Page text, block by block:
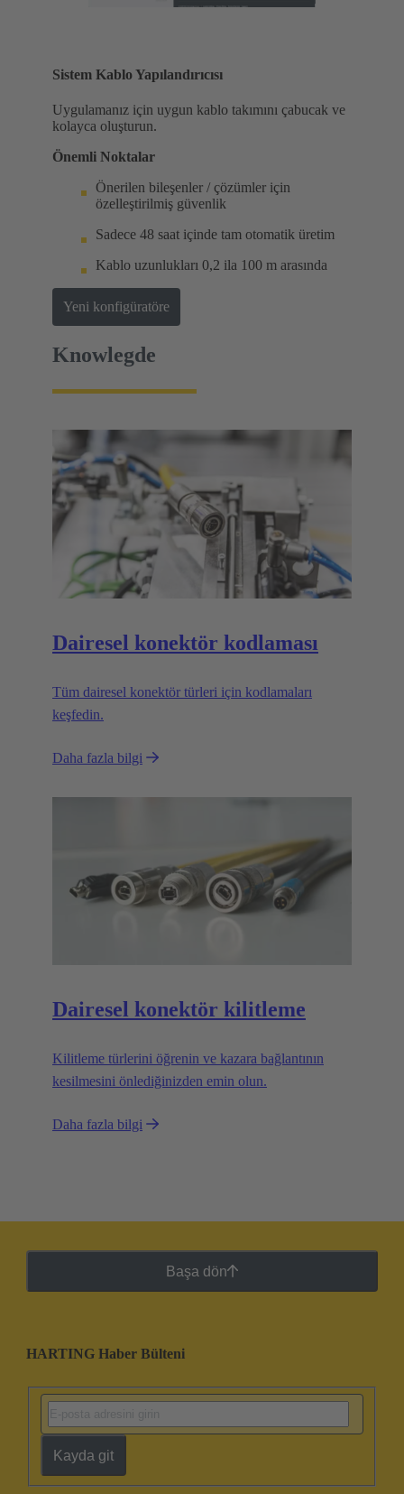
Sistem Kablo Yapılandırıcısı
Uygulamanız için uygun kablo takımını çabucak ve
kolayca oluşturun.
Önemli Noktalar
Önerilen bileşenler / çözümler için
özelleştirilmiş güvenlik
Sadece 48 saat içinde tam otomatik üretim
Kablo uzunlukları 0,2 ila 100 m arasında
Yeni konfigüratöre
Knowlegde
Dairesel konektör kodlaması
Tüm dairesel konektör türleri için kodlamaları
keşfedin.
Daha fazla bilgi
Dairesel konektör kilitleme
Kilitleme türlerini öğrenin ve kazara bağlantının
kesilmesini önlediğinizden emin olun.
Daha fazla bilgi
Başa dön
HARTING Haber Bülteni
Kayda git